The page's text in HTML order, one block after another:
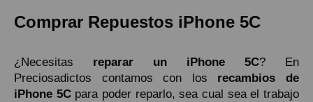
Comprar Repuestos iPhone 5C
¿Necesitas reparar un iPhone 5C? En
Preciosadictos contamos con los recambios de
iPhone 5Cpara poder reparlo, sea cual sea el trabajo